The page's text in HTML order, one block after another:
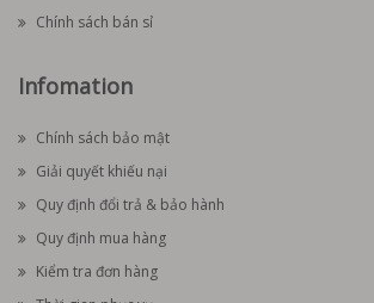
Chính sách bán sỉ
Infomation
Chính sách bảo mật
Giải quyết khiếu nại
Quy định đổi trả & bảo hành
Quy định mua hàng
Kiểm tra đơn hàng